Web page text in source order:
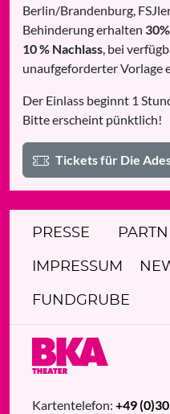
Berlin/Brandenburg,
Behinderung erhalten
10 % Nachlass, bei
unaufgeforderter Vorlage
Der Einlass beginnt 1
Bitte erscheint pünktlich!
Tickets für Die
PRESSE
IMPRESSUM
FUNDGRUBE
Kartentelefon: +49